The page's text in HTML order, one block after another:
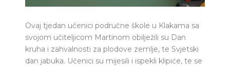
Ovaj tjedan učenici područne škole u Klakama sa
svojom učiteljicom Martinom obilježili su Dan
kruha i zahvalnosti za plodove zemlje, te Svjetski
dan jabuka. Učenici su mijesili i ispekli klipiće, te se